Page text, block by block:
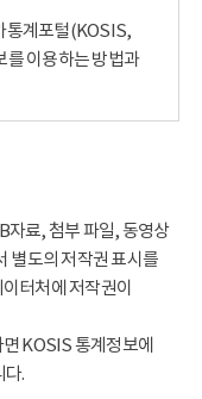
통계포털(KOSIS,
를 이용하는 방법과
자료, 첨부 파일, 동영상
별도의 저작권 표시를
터처에 저작권이
KOSIS 통계정보에
다.